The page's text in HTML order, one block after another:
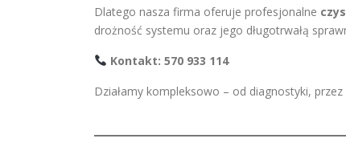
Dlatego nasza firma oferuje profesjonalne
drożność systemu oraz jego długotrwałą
Kontakt: 570 933 114
Działamy kompleksowo – od diagnostyki,